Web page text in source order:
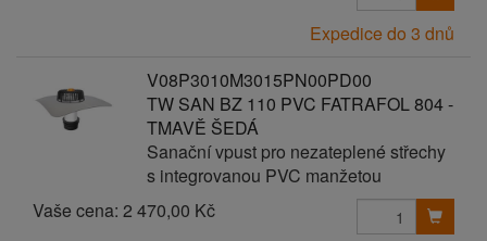
Expedice do 3 dnů
V08P3010M3015PN00PD00
TW SAN BZ 110 PVC FATRAFOL 804 -
TMAVĚ ŠEDÁ
Sanační vpust pro nezateplené střechy
s integrovanou PVC manžetou
Vaše cena: 2 470,00 Kč